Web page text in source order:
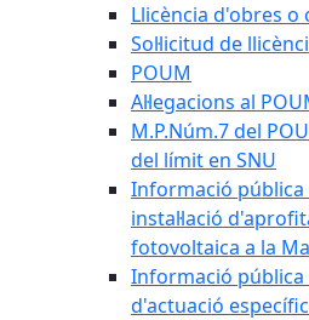
Llicència d'obres o
Sol·licitud de
POUM
Al·legacions al
M.P.Núm.7 del
del límit en SNU
Informació
instal·lació
fotovoltaica a la
Informació
d'actuació